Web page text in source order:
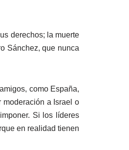
derechos; la muerte
Sánchez, que nunca
como España,
moderación a Israel o
Si los líderes
en realidad tienen